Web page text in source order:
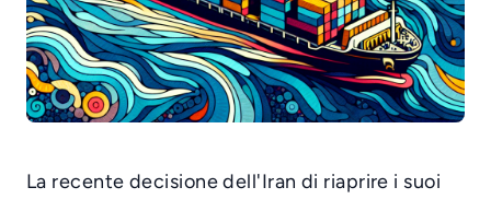
La recente decisione dell'Iran di riaprire i suoi